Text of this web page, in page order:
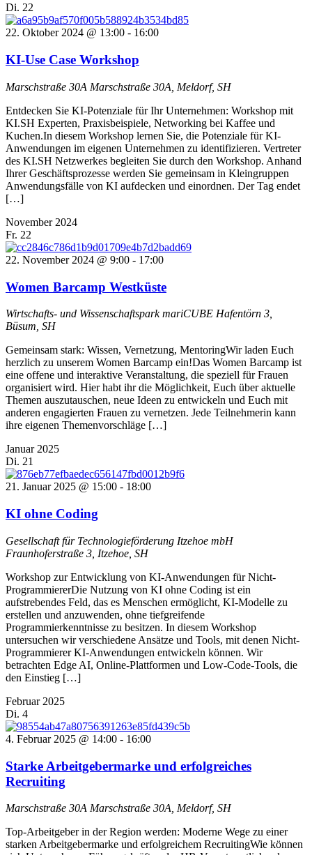
Di. 22
22. Oktober 2024 @ 13:00 - 16:00
KI-Use Case Workshop
Marschstraße 30A Marschstraße 30A, Meldorf, SH
Entdecken Sie KI-Potenziale für Ihr Unternehmen: Workshop mit
KI.SH Experten, Praxisbeispiele, Networking bei Kaffee und
Kuchen.In diesem Workshop lernen Sie, die Potenziale für KI-
Anwendungen im eigenen Unternehmen zu identifizieren. Vertreter
des KI.SH Netzwerkes begleiten Sie durch den Workshop. Anhand
Ihrer Geschäftsprozesse werden Sie gemeinsam in Kleingruppen
Anwendungsfälle von KI aufdecken und einordnen. Der Tag endet
[…]
November 2024
Fr. 22
22. November 2024 @ 9:00 - 17:00
Women Barcamp Westküste
Wirtschafts- und Wissenschaftspark mariCUBE Hafentörn 3,
Büsum, SH
Gemeinsam stark: Wissen, Vernetzung, MentoringWir laden Euch
herzlich zu unserem Women Barcamp ein!Das Women Barcamp ist
eine offene und interaktive Veranstaltung, die speziell für Frauen
organisiert wird. Hier habt ihr die Möglichkeit, Euch über aktuelle
Themen auszutauschen, neue Ideen zu entwickeln und Euch mit
anderen engagierten Frauen zu vernetzen. Jede Teilnehmerin kann
ihre eigenen Themenvorschläge […]
Januar 2025
Di. 21
21. Januar 2025 @ 15:00 - 18:00
KI ohne Coding
Gesellschaft für Technologieförderung Itzehoe mbH
Fraunhoferstraße 3, Itzehoe, SH
Workshop zur Entwicklung von KI-Anwendungen für Nicht-
ProgrammiererDie Nutzung von KI ohne Coding ist ein
aufstrebendes Feld, das es Menschen ermöglicht, KI-Modelle zu
erstellen und anzuwenden, ohne tiefgreifende
Programmierkenntnisse zu besitzen. In diesem Workshop
untersuchen wir verschiedene Ansätze und Tools, mit denen Nicht-
Programmierer KI-Anwendungen entwickeln können. Wir
betrachten Edge AI, Online-Plattformen und Low-Code-Tools, die
den Einstieg […]
Februar 2025
Di. 4
4. Februar 2025 @ 14:00 - 16:00
Starke Arbeitgebermarke und erfolgreiches
Recruiting
Marschstraße 30A Marschstraße 30A, Meldorf, SH
Top-Arbeitgeber in der Region werden: Moderne Wege zu einer
starken Arbeitgebermarke und erfolgreichem RecruitingWie können